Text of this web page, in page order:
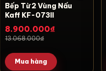
Bếp Từ 2 Vùng Nấu
Kaff KF-073II
8.900.000₫
13.068.000₫
Mua hàng